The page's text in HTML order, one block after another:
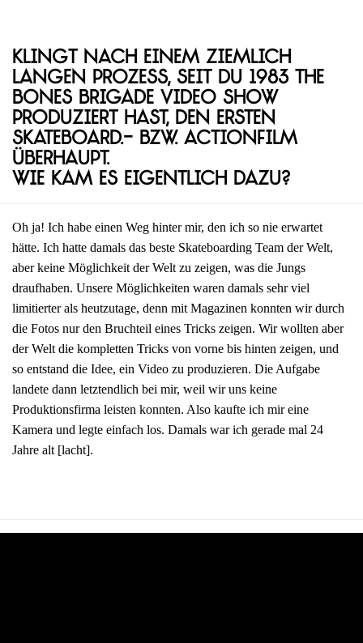
Klingt nach einem ziemlich
langen Prozess, seit du 1983 The
Bones Brigade Video Show
produziert hast, den ersten
Skateboard.- bzw. Actionfilm
überhaupt.
Wie kam es eigentlich dazu?
Oh ja! Ich habe einen Weg hinter mir, den ich so nie erwartet
hätte. Ich hatte damals das beste Skateboarding Team der Welt,
aber keine Möglichkeit der Welt zu zeigen, was die Jungs
draufhaben. Unsere Möglichkeiten waren damals sehr viel
limitierter als heutzutage, denn mit Magazinen konnten wir durch
die Fotos nur den Bruchteil eines Tricks zeigen. Wir wollten aber
der Welt die kompletten Tricks von vorne bis hinten zeigen, und
so entstand die Idee, ein Video zu produzieren. Die Aufgabe
landete dann letztendlich bei mir, weil wir uns keine
Produktionsfirma leisten konnten. Also kaufte ich mir eine
Kamera und legte einfach los. Damals war ich gerade mal 24
Jahre alt [lacht].